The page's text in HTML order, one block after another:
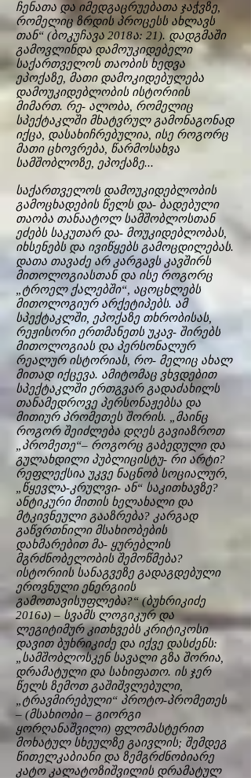
ჩენათა და იმედგაცრუებათა ჯაჭვზე,
რომელიც ზრდის პროცესს ახლავს
თან“ (ბოკუჩავა 2018ა: 21). დადგმაში
გამოვლინდა დამოუკიდებელი
საქართველოს თაობის ხედვა
ეპოქაზე, მათი დამოკიდებულება
დამოუკიდებლობის ისტორიის
მიმართ. რე- ალობა, რომელიც
სპექტაკლში მხატვრულ გამონაგონად
იქცა, დასახიჩრებულია, ისე როგორც
მათი ცხოვრება, წარმოსახვა
სამშობლოზე, ეპოქაზე...
საქართველოს დამოუკიდებლობის
გამოცხადების წელს და- ბადებული
თაობა თანაატოლ სამშობლოსთან
ეძებს საკუთარ და- მოუკიდებლობას,
იხსენებს და ივიწყებს გამოცდილებას.
დათა თავაძე არ კარგავს კავშირს
მითოლოგიასთან და ისე როგორც
„ტროელ ქალებში“, აცოცხლებს
მითოლოგიურ არქეტიპებს. ამ
სპექტაკლში, ეპოქაზე თხრობისას,
რეჟისორი ერთმანეთს უკავ- შირებს
მითოლოგიას და პერსონალურ
რეალურ ისტორიას, რო- მელიც ახალ
მითად იქცევა. ამიტომაც ვხვდებით
სპექტაკლში ერთგვარ გადაძახილს
თანამედროვე პერსონაჟებსა და
მითიურ პრომეთეს შორის. „მაინც
როგორ შეიძლება დღეს გავიაზროთ
„პრომეთე“– როგორც გაბედული და
გულახდილი პუბლიცისტუ- რი არტი?
რეფლექსია უკვე ნაცნობ სოციალურ,
„წყევლა-კრულვი- ან“ საკითხავზე?
ანტიკური მითის ხელახალი და
მტკივნეული გააზრება? კარგად
გაწვრთნილი მსახიობების
დახმარებით მა- ყურებლის
მგრძნობელობის შემოწმება?
ისტორიის სანაგვეზე გადაგდებული
ეროვნული ენერგიის
გამოთავისუფლება?“ (ბუხრიკიძე
2016ა) – სვამს ლოგიკურ და
ლეგიტიმურ კითხვებს კრიტიკოსი
დავით ბუხრიკიძე და იქვე დასძენს:
„სამშობლოსკენ სავალი გზა შორია,
დრამატული და სახიფათო. ის ჯერ
წელს ზემოთ გაშიშვლებული,
„ტრავმირებული“ პროტო-პრომეთეს
– (მსახიობი – გიორგი
ყორღანაშვილი) ფლომასტერით
მოხატულ სხეულზე გაივლის; შემდეგ
წითელკაბიანი და ზემგრძნობიარე
კატო კალატოზიშვილის დრამატულ